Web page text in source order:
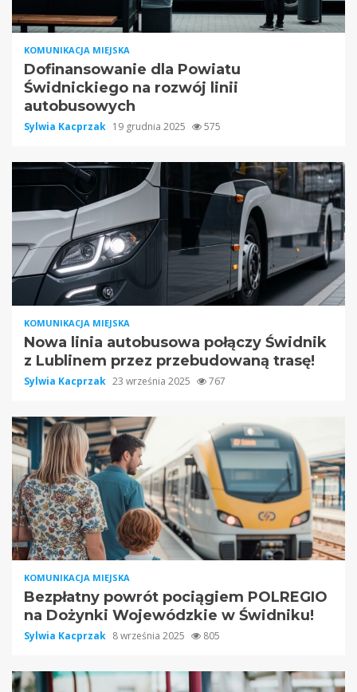
KOMUNIKACJA MIEJSKA
Dofinansowanie dla Powiatu
Świdnickiego na rozwój linii
autobusowych
Sylwia Kacprzak 19 grudnia 2025 575
KOMUNIKACJA MIEJSKA
Nowa linia autobusowa połączy Świdnik
z Lublinem przez przebudowaną trasę!
Sylwia Kacprzak 23 września 2025 767
KOMUNIKACJA MIEJSKA
Bezpłatny powrót pociągiem POLREGIO
na Dożynki Wojewódzkie w Świdniku!
Sylwia Kacprzak 8 września 2025 805